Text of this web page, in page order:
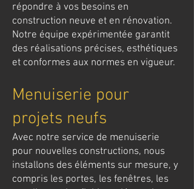
répondre à vos besoins en
construction neuve et en rénovation.
Notre équipe expérimentée garantit
des réalisations précises, esthétiques
et conformes aux normes en vigueur.
Menuiserie pour
projets neufs
Avec notre service de menuiserie
pour nouvelles constructions, nous
installons des éléments sur mesure, y
compris les portes, les fenêtres, les